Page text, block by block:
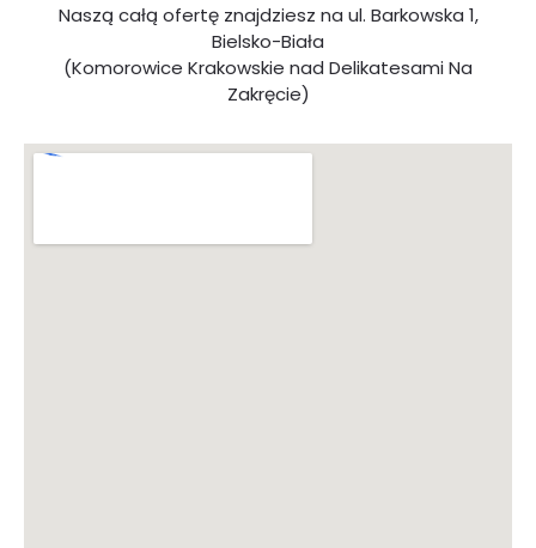
Naszą całą ofertę znajdziesz na ul. Barkowska 1,
Bielsko-Biała
(Komorowice Krakowskie nad Delikatesami Na
Zakręcie)